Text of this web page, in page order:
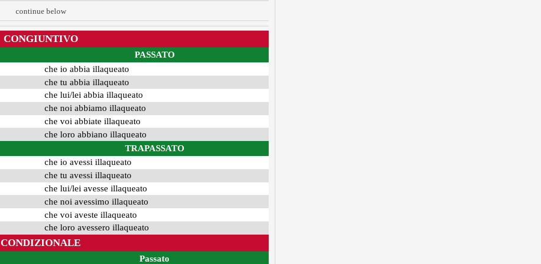
continue below
CONGIUNTIVO
PASSATO
che io abbia illaqueato
che tu abbia illaqueato
che lui/lei abbia illaqueato
che noi abbiamo illaqueato
che voi abbiate illaqueato
che loro abbiano illaqueato
TRAPASSATO
che io avessi illaqueato
che tu avessi illaqueato
che lui/lei avesse illaqueato
che noi avessimo illaqueato
che voi aveste illaqueato
che loro avessero illaqueato
CONDIZIONALE
Passato